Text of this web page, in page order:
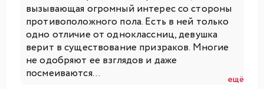
вызывающая огромный интерес со стороны
противоположного пола. Есть в ней только
одно отличие от одноклассниц, девушка
верит в существование призраков. Многие
не одобряют ее взглядов и даже
посмеиваются...
ещё